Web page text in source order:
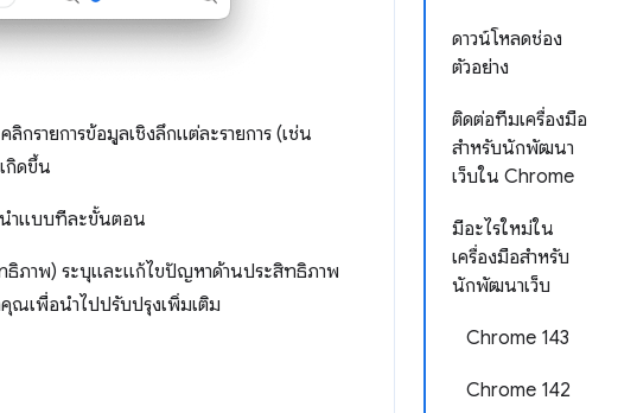
ดาวน์โหลดช่อง
ตัวอย่าง
ติดต่อทีมเครื่องมือ
สำหรับนักพัฒนา
เว็บใน Chrome
มีอะไรใหม่ใน
เครื่องมือสำหรับ
นักพัฒนาเว็บ
Chrome 143
Chrome 142
คลิกรายการข้อมูลเชิงลึกแต่ละรายการ (เช่น
กิดขึ้น
ำแบบทีละขั้นตอน
ธิภาพ) ระบุและแก้ไขปัญหาด้านประสิทธิภาพ
ณเพื่อนำไปปรับปรุงเพิ่มเติม